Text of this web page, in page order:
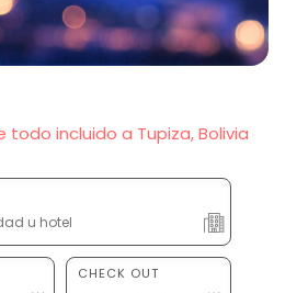
todo incluido a Tupiza, Bolivia
CHECK OUT